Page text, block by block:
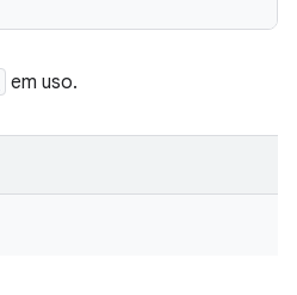
em uso.